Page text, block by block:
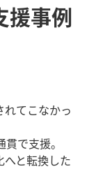
援事例
てこなかっ
で支援。
と転換した